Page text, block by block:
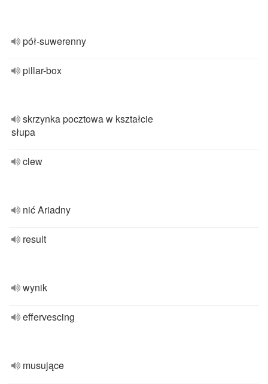
pół-suwerenny
pillar-box
skrzynka pocztowa w kształcie
słupa
clew
nić Ariadny
result
wynik
effervescing
musujące